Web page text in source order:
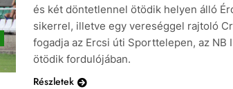
és két döntetlennel ötödik helyen álló
sikerrel, illetve egy vereséggel rajtoló
fogadja az Ercsi úti Sporttelepen, az NB
ötödik fordulójában.
Részletek